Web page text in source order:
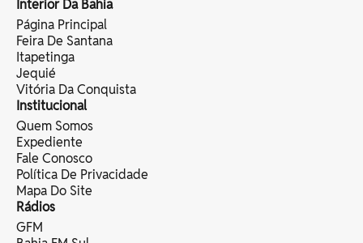
Interior Da Bahia
Página Principal
Feira De Santana
Itapetinga
Jequié
Vitória Da Conquista
Institucional
Quem Somos
Expediente
Fale Conosco
Política De Privacidade
Mapa Do Site
Rádios
GFM